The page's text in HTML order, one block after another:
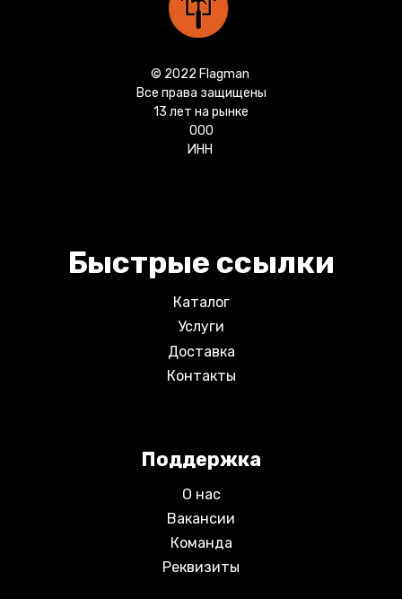
© 2022 Flagman
Все права защищены
13 лет на рынке
ООО
ИНН
Быстрые ссылки
Каталог
Услуги
Доставка
Контакты
Поддержка
О нас
Вакансии
Команда
Реквизиты